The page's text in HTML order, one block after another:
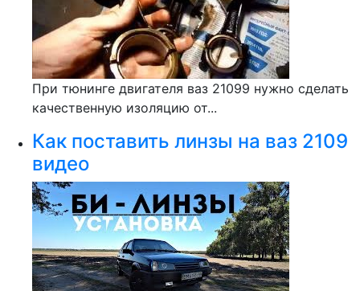
При тюнинге двигателя ваз 21099 нужно сделать
качественную изоляцию от...
Как поставить линзы на ваз 2109
видео